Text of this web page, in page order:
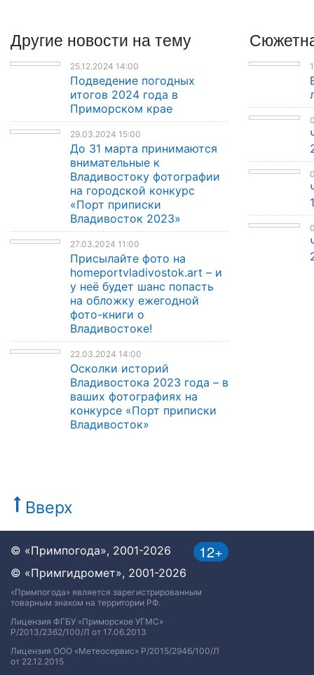
Другие новости на тему
25.12.2024 14:00
Подведение погодных
итогов 2024 года в
Приморском крае
29.03.2024 15:00
До 31 марта принимаются
внимательные к
Владивостоку фотографии
на городской конкурс
«Порт приписки
Владивосток 2023»
27.03.2024 11:00
Присылайте фото на
homeportvladivostok.art – и
у неё будет шанс попасть
на обложку ежегодной
фото-книги о
Владивостоке!
22.03.2024 14:00
Осколки историй
Владивостока 2023 года – в
ваших фотографиях на
конкурсе «Порт приписки
Владивосток»
Вверх
12+
© «Примпогода», 2001-2026
© «Примгидромет», 2001-2026
«Примпогода» является зарегистрированным
товарным знаком на территории РФ.
Лицензия ФГБУ «Приморское УГМС»
Р/2013/2362/100/Л от 17.06.2013
Лицензия ООО «Метеосервис» Р/2015/2946/100/Л
от 22.12.2015